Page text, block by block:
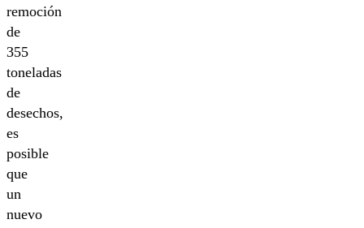
remoción
de
355
toneladas
de
desechos,
es
posible
que
un
nuevo